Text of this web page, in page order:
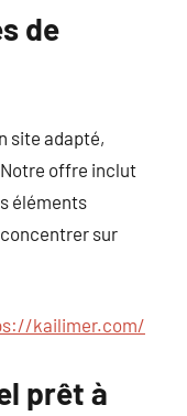
de
site adapté,
offre inclut
éléments
sur
kailimer.com/
prêt à